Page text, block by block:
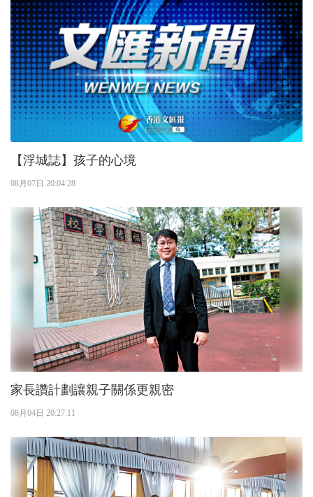
【浮城誌】孩子的心境
08月07日 20:04:28
家長讚計劃讓親子關係更親密
08月04日 20:27:11